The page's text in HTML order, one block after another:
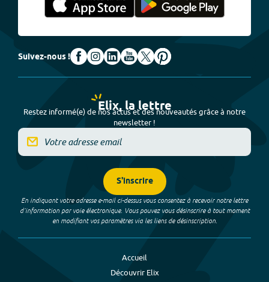
Suivez-nous !
Elix, la lettre
Restez informé(e) de nos actus et des nouveautés grâce à notre
newsletter !
S'inscrire
En indiquant votre adresse e-mail ci-dessus vous consentez à recevoir notre lettre
d’information par voie électronique. Vous pouvez vous désinscrire à tout moment
en modifiant vos paramètres via les liens de désinscription.
Accueil
Découvrir Elix